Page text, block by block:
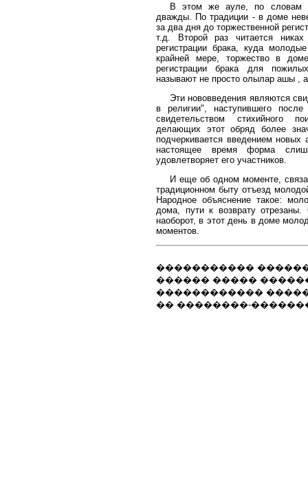
В этом же ауле, по словам
дважды. По традиции - в доме
за два дня до торжественной
т.д. Второй раз читается
регистрации брака, куда
крайней мере, торжество в
регистрации брака для
называют не просто олылар ашы ,
Эти нововведения являются
в религии", наступившего
свидетельством стихийного
делающих этот обряд более
подчеркивается введением
настоящее время форма
удовлетворяет его участников.
И еще об одном моменте,
традиционном быту отъезд
Народное объяснение такое:
дома, пути к возврату
наоборот, в этот день в доме
моментов.
�����������
������ �����
������������
�� ��������-